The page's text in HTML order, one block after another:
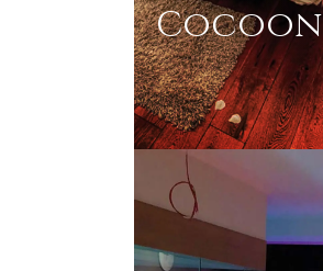
Cocoon